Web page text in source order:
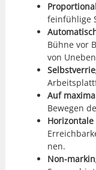
fein­füh­lige
Bühne vor
von
Auf
Bewe­gen
nen.
Non-